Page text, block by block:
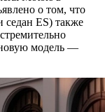
о том, что
седан ES) также
модель —